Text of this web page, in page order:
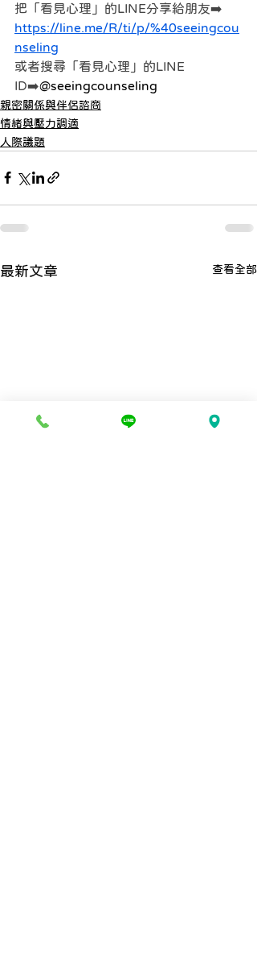
把「看見心理」的LINE分享給朋友➡️
https://line.me/R/ti/p/%40seeingcou
nseling
或者搜尋「看見心理」的LINE
ID➡️@seeingcounseling
親密關係與伴侶諮商
情緒與壓力調適
人際議題
最新文章 查看全部